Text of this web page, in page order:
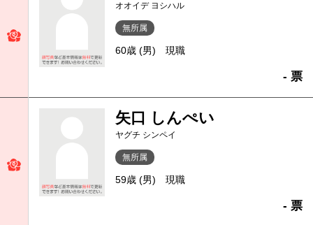
オオイデ ヨシハル
無所属
60歳 (男) 現職
- 票
矢口 しんぺい
ヤグチ シンペイ
無所属
59歳 (男) 現職
- 票